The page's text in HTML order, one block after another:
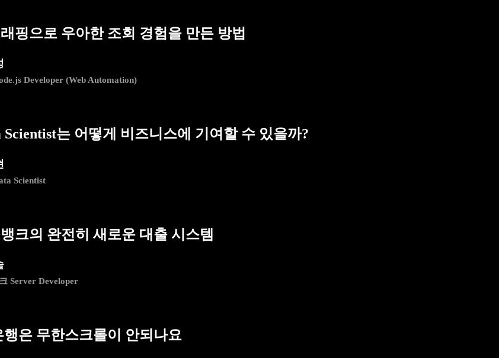
핑으로 우아한 조회 경험을 만든 방법
Developer (Web Automation)
Scientist는 어떻게 비즈니스에 기여할 수 있을까?
Scientist
크의 완전히 새로운 대출 시스템
Server Developer
행은 무한스크롤이 안되나요